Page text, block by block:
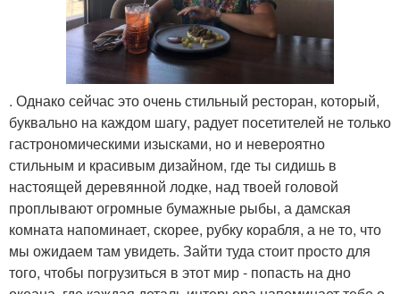
. Однако сейчас это очень стильный ресторан, который,
буквально на каждом шагу, радует посетителей не только
гастрономическими изысками, но и невероятно
стильным и красивым дизайном, где ты сидишь в
настоящей деревянной лодке, над твоей головой
проплывают огромные бумажные рыбы, а дамская
комната напоминает, скорее, рубку корабля, а не то, что
мы ожидаем там увидеть. Зайти туда стоит просто для
того, чтобы погрузиться в этот мир - попасть на дно